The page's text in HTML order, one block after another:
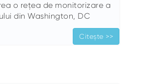
o rețea de monitorizare a
din Washington, DC
Citește >>